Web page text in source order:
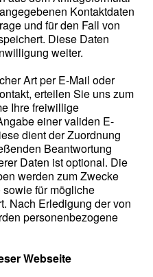
Kontaktdaten
und für den Fall von
Diese Daten
weiter.
Art per E-Mail oder
erteilen Sie uns zum
Ihre freiwillige
einer validen E-
dient der Zuordnung
Beantwortung
Daten ist optional. Die
werden zum Zwecke
für mögliche
Nach Erledigung der von
personenbezogene
Webseite